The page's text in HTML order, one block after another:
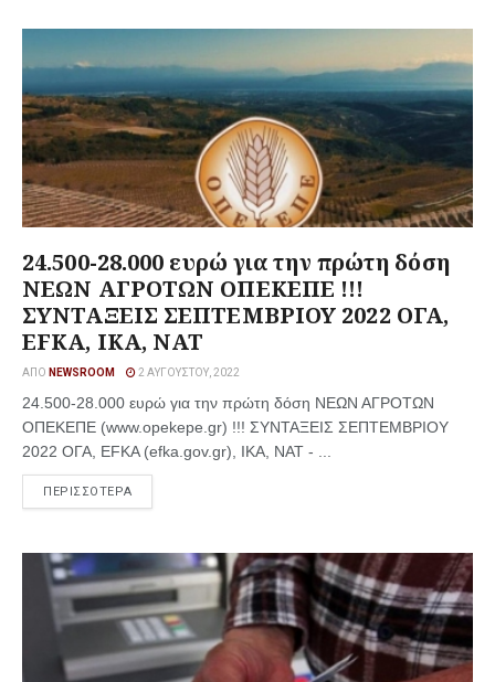
24.500-28.000 ευρώ για την πρώτη δόση
ΝΕΩΝ ΑΓΡΟΤΩΝ ΟΠΕΚΕΠΕ !!!
ΣΥΝΤΑΞΕΙΣ ΣΕΠΤΕΜΒΡΙΟΥ 2022 ΟΓΑ,
EFKA, ΙΚΑ, ΝΑΤ
ΑΠΌ NEWSROOM 2 ΑΥΓΟΎΣΤΟΥ, 2022
24.500-28.000 ευρώ για την πρώτη δόση ΝΕΩΝ ΑΓΡΟΤΩΝ
ΟΠΕΚΕΠΕ (www.opekepe.gr) !!! ΣΥΝΤΑΞΕΙΣ ΣΕΠΤΕΜΒΡΙΟΥ
2022 ΟΓΑ, EFKA (efka.gov.gr), ΙΚΑ, ΝΑΤ - ...
ΠΕΡΙΣΣΟΤΕΡΑ